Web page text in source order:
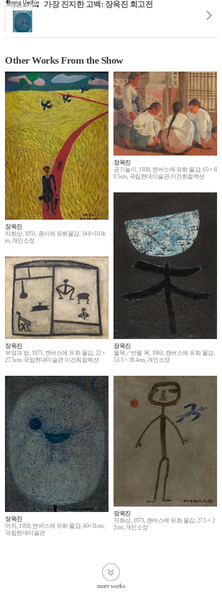
가장 진지한 고백: 장욱진 회고전
Other Works From the Show
장욱진
자화상, 1951, 종이에 유화물감, 14.8×10.8c
m, 개인소장
장욱진
공기놀이, 1938, 캔버스에 유화 물감, 65 × 8
0.5cm, 국립현대미술관 이건희컬렉션
장욱진
월목／반월·목, 1963, 캔버스에 유화 물감,
53.3 × 38.4cm, 개인소장
장욱진
부엌과 방, 1973, 캔버스에 유화 물감, 22 ×
27.5cm, 국립현대미술관 이건희컬렉션
장욱진
자화상, 1973, 캔버스에 유화 물감, 27.5 × 2
2cm, 개인소장
장욱진
까치, 1958, 캔버스에 유화 물감, 40×31cm,
국립현대미술관
more works